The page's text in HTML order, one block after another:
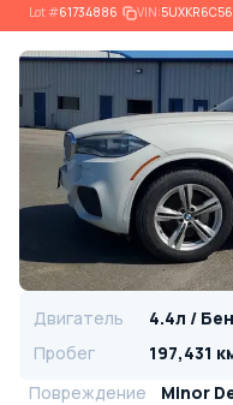
Lot#61734886 VIN:
Двигатель
Пробег
197,431
Повреждение
Minor